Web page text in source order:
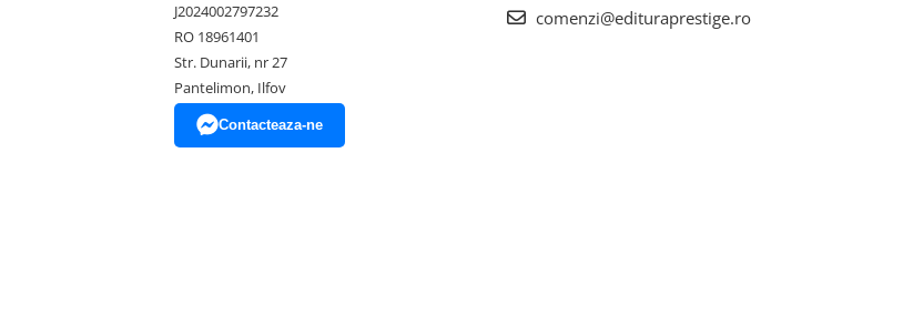
J2024002797232
RO 18961401
Str. Dunarii, nr 27
Pantelimon, Ilfov
Contacteaza-ne
comenzi@edituraprestige.ro